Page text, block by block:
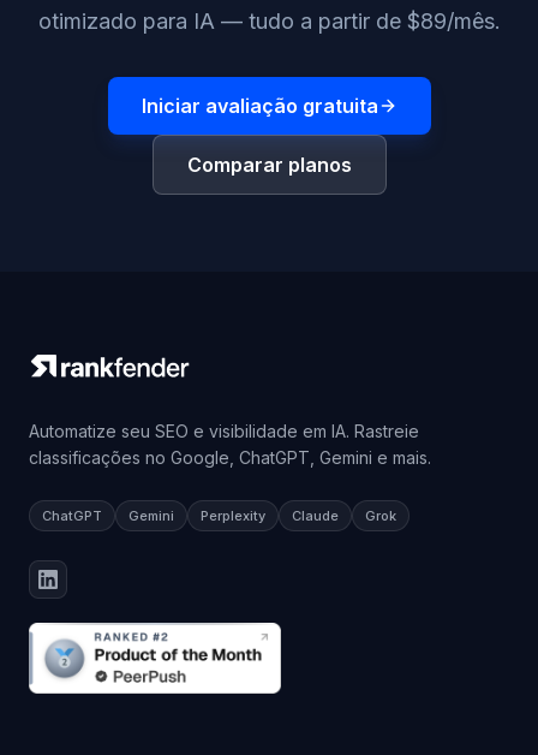
otimizado para IA — tudo a partir de $89/mês.
Iniciar avaliação gratuita
Comparar planos
Automatize seu SEO e visibilidade em IA. Rastreie
classificações no Google, ChatGPT, Gemini e mais.
ChatGPT Gemini Perplexity Claude Grok